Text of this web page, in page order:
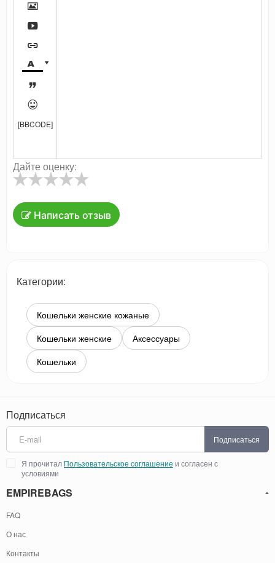







[BBCODE]
Дайте оценку:
Написать отзыв
Категории:
Кошельки женские кожаные
Кошельки женские
Аксессуары
Кошельки
Подписаться
Подписаться
Я прочитал Пользовательское соглашение и согласен с
условиями
EMPIREBAGS
FAQ
О нас
Контакты